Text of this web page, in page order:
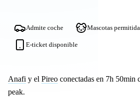
Admite coche Mascotas
E-ticket disponible
Anafi y el Pireo conectadas en 7h 50min
peak.